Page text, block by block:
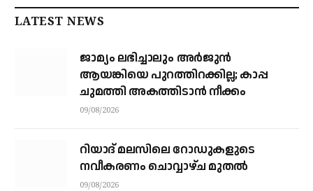
LATEST NEWS
ജാമ്യം ലഭിച്ചാലും അര്‍ജുന്‍
ആയങ്കിയെ പുറത്തിറക്കില്ല; കാപ്പ
ചുമത്തി അകത്തിടാന്‍ നീക്കം
09/08/2026
റിയാദ് മലസിലെ റോഡുകളുടെ
നവീകരണം ചൊവ്വാഴ്ച മുതല്‍
09/08/2026